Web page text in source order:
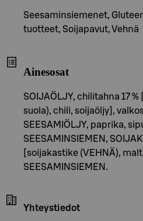
Seesaminsiemenet,
tuotteet, Soijapavut, Vehnä
Ainesosat
SOIJAÖLJY, chilitahna 17
suola), chili, soijaöljy],
SEESAMIÖLJY, paprika,
SEESAMINSIEMEN,
[soijakastike (VEHNÄ),
SEESAMINSIEMEN.
Yhteystiedot